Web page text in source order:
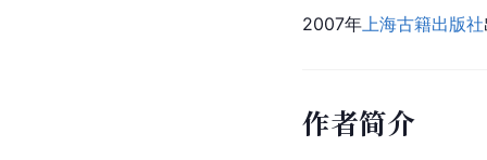
2007年 上海古籍出版社
作者简介